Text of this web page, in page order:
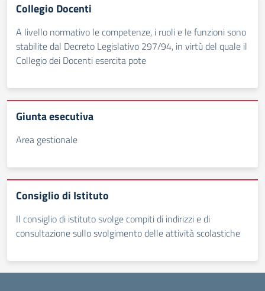
Collegio Docenti
A livello normativo le competenze, i ruoli e le funzioni sono
stabilite dal Decreto Legislativo 297/94, in virtù del quale il
Collegio dei Docenti esercita pote
Giunta esecutiva
Area gestionale
Consiglio di Istituto
Il consiglio di istituto svolge compiti di indirizzi e di
consultazione sullo svolgimento delle attività scolastiche